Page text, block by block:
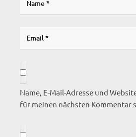
Name, E-Mail-Adresse und
für meinen nächsten Kommentar